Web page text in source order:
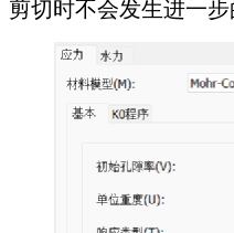
剪切时不会发生进一